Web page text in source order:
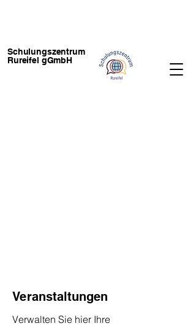
Schulungszentrum
Rureifel gGmbH
Veranstaltungen
Verwalten Sie hier Ihre